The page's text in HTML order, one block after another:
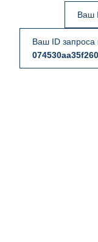
Ваш
Ваш ID запроса